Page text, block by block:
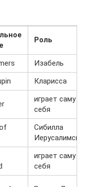
Роль
Изабель
Кларисса
играет саму
себя
Сибилла
Иерусалимская
играет саму
себя